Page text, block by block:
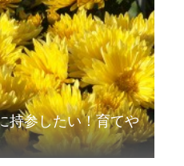
持参したい！育てや